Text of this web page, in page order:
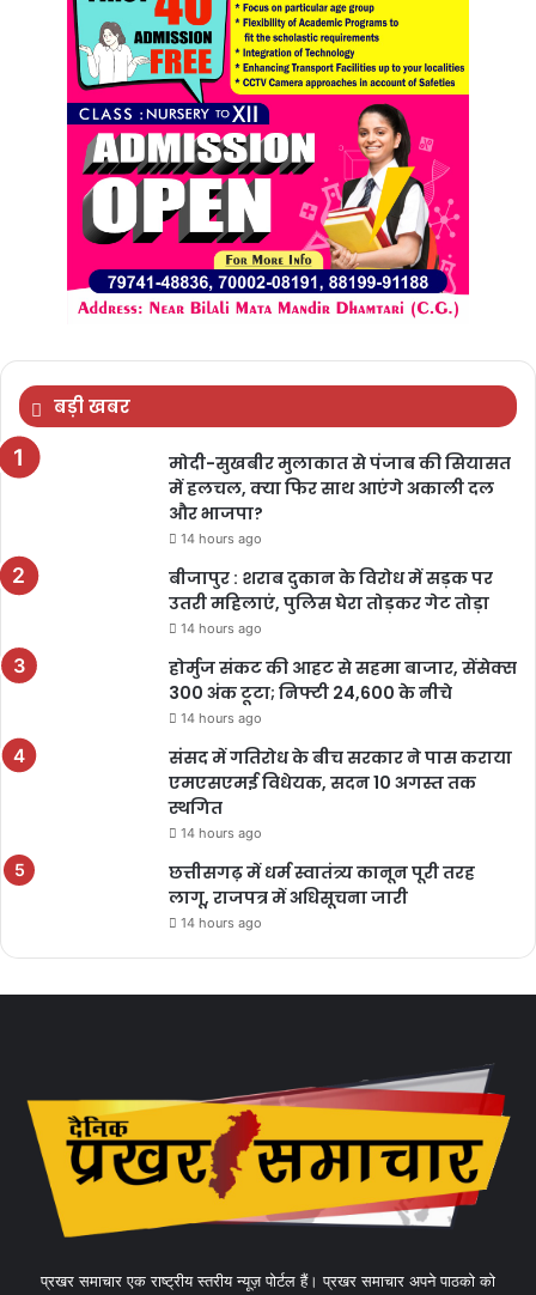
बड़ी खबर
मोदी-सुखबीर मुलाकात से पंजाब की सियासत
में हलचल, क्या फिर साथ आएंगे अकाली दल
और भाजपा?
14 hours ago
बीजापुर : शराब दुकान के विरोध में सड़क पर
उतरी महिलाएं, पुलिस घेरा तोड़कर गेट तोड़ा
14 hours ago
होर्मुज संकट की आहट से सहमा बाजार, सेंसेक्स
300 अंक टूटा; निफ्टी 24,600 के नीचे
14 hours ago
संसद में गतिरोध के बीच सरकार ने पास कराया
एमएसएमई विधेयक, सदन 10 अगस्त तक
स्थगित
14 hours ago
छत्तीसगढ़ में धर्म स्वातंत्र्य कानून पूरी तरह
लागू, राजपत्र में अधिसूचना जारी
14 hours ago
प्रखर समाचार एक राष्ट्रीय स्तरीय न्यूज़ पोर्टल हैं। प्रखर समाचार अपने पाठको को